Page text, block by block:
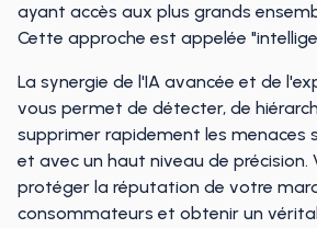
ayant accès aux plus grands
Cette approche est appelée
La synergie de l'IA avancée et de
vous permet de détecter, de
supprimer rapidement les menaces
et avec un haut niveau de précision.
protéger la réputation de votre
consommateurs et obtenir un